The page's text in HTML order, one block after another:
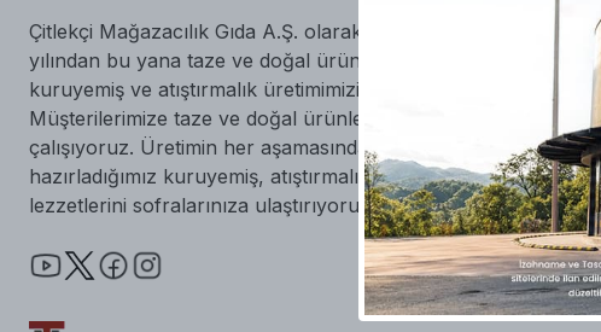
Çitlekçi Mağazacılık Gıda A.Ş. olarak, kurulduğumuz 1995
yılından bu yana taze ve doğal ürünlere odaklanıyor, kaliteli
kuruyemiş ve atıştırmalık üretimimizi tutkuyla sürdürüyoruz.
Müşterilerimize taze ve doğal ürünler sunmak için özenle
çalışıyoruz. Üretimin her aşamasında kaliteyi gözetiyor; özenle
hazırladığımız kuruyemiş, atıştırmalık ve geleneksel Türk
lezzetlerini sofralarınıza ulaştırıyoruz.